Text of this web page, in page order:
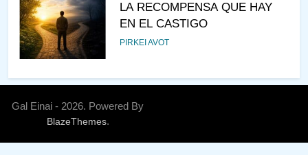
LA RECOMPENSA QUE HAY
EN EL CASTIGO
PIRKEI AVOT
6
¿DE DÓNDE VIENES?
Gal Einai - 2026. Powered By
BlazeThemes.